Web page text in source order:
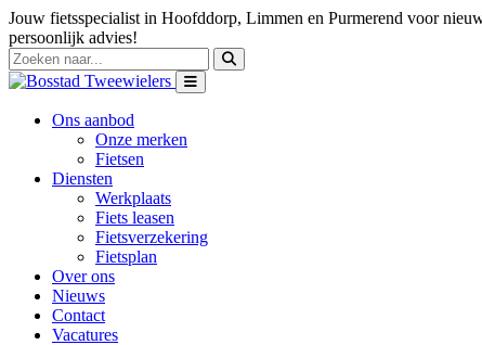
Jouw fietsspecialist in Hoofddorp, Limmen en Purmerend voor
persoonlijk advies!
Ons aanbod
Onze merken
Fietsen
Diensten
Werkplaats
Fiets leasen
Fietsverzekering
Fietsplan
Over ons
Nieuws
Contact
Vacatures